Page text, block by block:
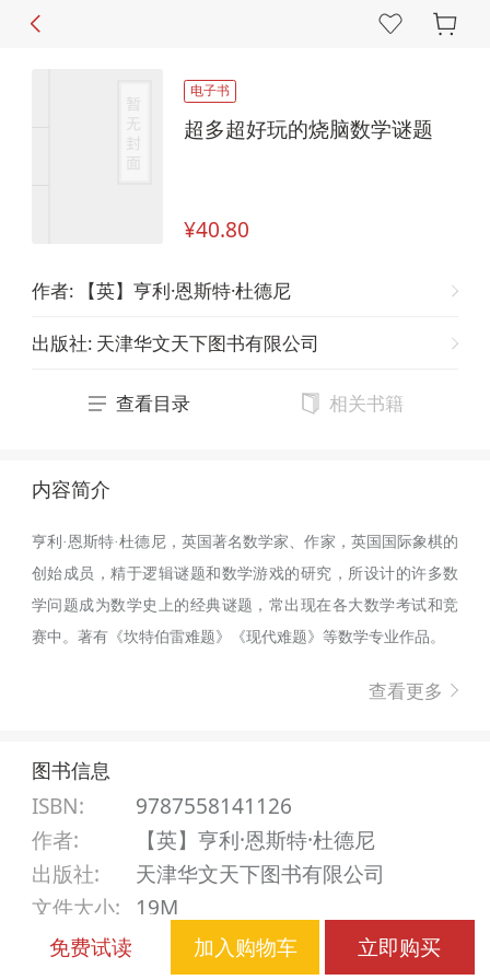
电子书
超多超好玩的烧脑数学谜题
¥40.80
作者: 【英】亨利·恩斯特·杜德尼
出版社: 天津华文天下图书有限公司
查看目录 相关书籍
内容简介
亨利·恩斯特·杜德尼，英国著名数学家、作家，英国国际象棋的
创始成员，精于逻辑谜题和数学游戏的研究，所设计的许多数
学问题成为数学史上的经典谜题，常出现在各大数学考试和竞
赛中。著有《坎特伯雷难题》《现代难题》等数学专业作品。
查看更多
图书信息
ISBN:
9787558141126
作者:
【英】亨利·恩斯特·杜德尼
出版社:
天津华文天下图书有限公司
文件大小: 19M
该商品不支持7天无理由退换货
免费试读 加入购物车 立即购买